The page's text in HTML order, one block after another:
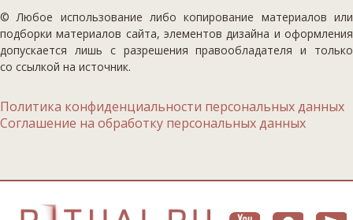
© Любое использование либо копирование материалов или
подборки материалов сайта, элементов дизайна и оформления
допускается лишь с разрешения правообладателя и только
со ссылкой на источник.
Политика конфиденциальности персональных данных
Соглашение на обработку персональных данных